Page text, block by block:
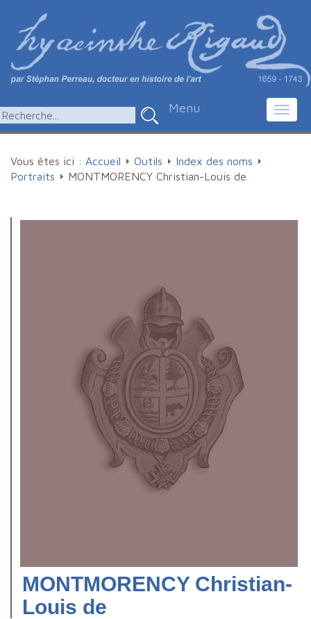
Menu
Vous êtes ici : Accueil Outils
Index des noms
Portraits
MONTMORENCY Christian-Louis de
MONTMORENCY Christian-
Louis de